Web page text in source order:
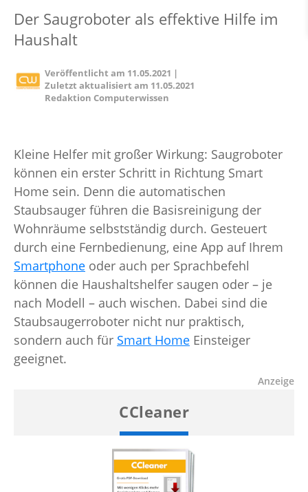
Der Saugroboter als effektive Hilfe im
Haushalt
Veröffentlicht am 11.05.2021 |
Zuletzt aktualisiert am 11.05.2021
Redaktion Computerwissen
Kleine Helfer mit großer Wirkung: Saugroboter
können ein erster Schritt in Richtung Smart
Home sein. Denn die automatischen
Staubsauger führen die Basisreinigung der
Wohnräume selbstständig durch. Gesteuert
durch eine Fernbedienung, eine App auf Ihrem
Smartphone oder auch per Sprachbefehl
können die Haushaltshelfer saugen oder – je
nach Modell – auch wischen. Dabei sind die
Staubsaugerroboter nicht nur praktisch,
sondern auch für Smart Home Einsteiger
geeignet.